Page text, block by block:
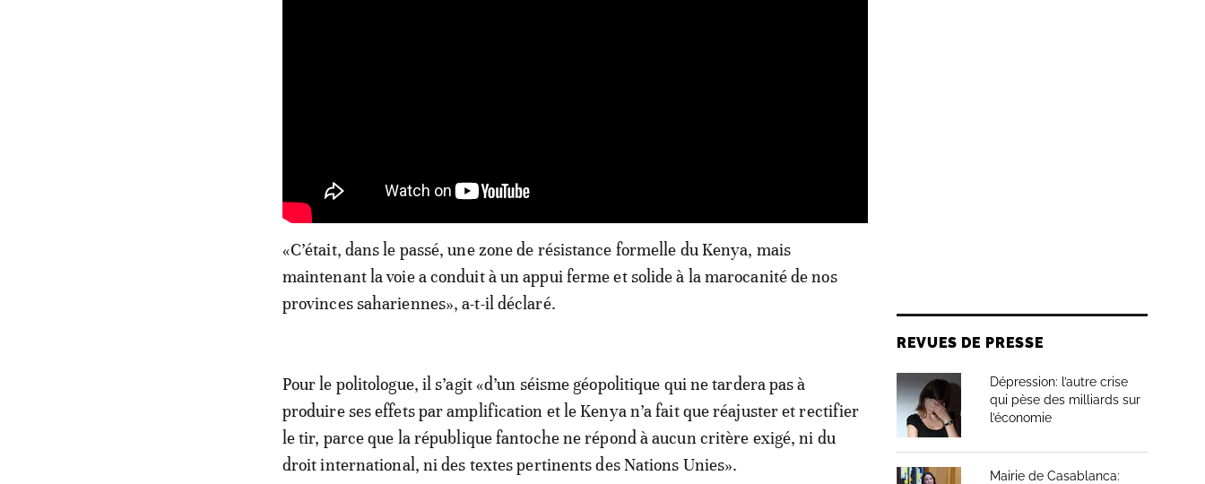
«C’était, dans le passé, une zone de résistance formelle du Kenya, mais
maintenant la voie a conduit à un appui ferme et solide à la marocanité de nos
provinces sahariennes», a-t-il déclaré.
Pour le politologue, il s’agit «d’un séisme géopolitique qui ne tardera pas à
produire ses effets par amplification et le Kenya n’a fait que réajuster et rectifier
le tir, parce que la république fantoche ne répond à aucun critère exigé, ni du
droit international, ni des textes pertinents des Nations Unies».
REVUES DE PRESSE
Dépression: l’autre crise
qui pèse des milliards sur
l’économie
Mairie de Casablanca: